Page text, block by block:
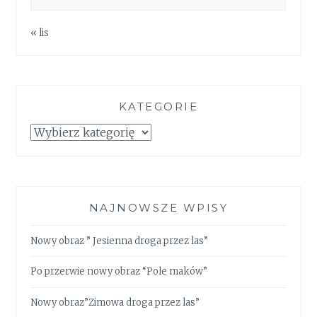
« lis
KATEGORIE
Kategorie
NAJNOWSZE WPISY
Nowy obraz ” Jesienna droga przez las”
Po przerwie nowy obraz “Pole maków”
Nowy obraz”Zimowa droga przez las”